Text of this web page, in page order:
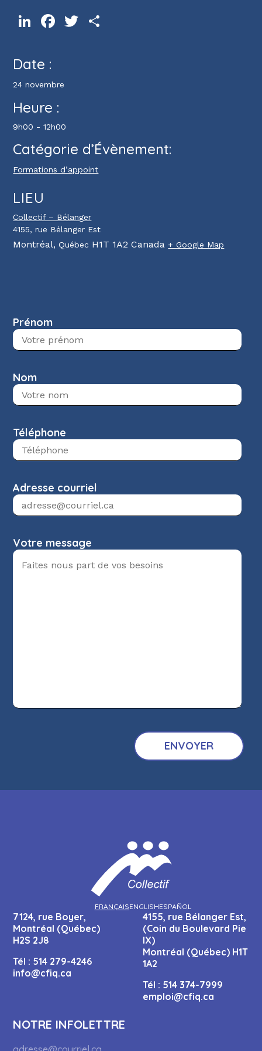
LinkedInFacebookTwitter
Date :
24 novembre
Heure :
9h00 - 12h00
Catégorie d’Évènement:
Formations d’appoint
LIEU
Collectif – Bélanger
4155, rue Bélanger Est
Montréal, Québec H1T 1A2 Canada + Google Map
Prénom
Nom
Téléphone
Adresse courriel
Votre message
FRANÇAISENGLISHESPAÑOL
7124, rue Boyer,
Montréal (Québec)
H2S 2J8
Tél : 514 279-4246
info@cfiq.ca
4155, rue Bélanger Est,
(Coin du Boulevard Pie
IX)
Montréal (Québec) H1T
1A2
Tél : 514 374-7999
emploi@cfiq.ca
NOTRE INFOLETTRE